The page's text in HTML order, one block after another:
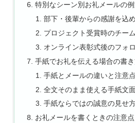
特別なシーン別お礼メールの
部下・後輩からの感謝を込
プロジェクト受賞時のチー
オンライン表彰式後のフォ
手紙でお礼を伝える場合の書
手紙とメールの違いと注意点
全文そのまま使える手紙文
手紙ならではの誠意の見せ
お礼メールを書くときの注意